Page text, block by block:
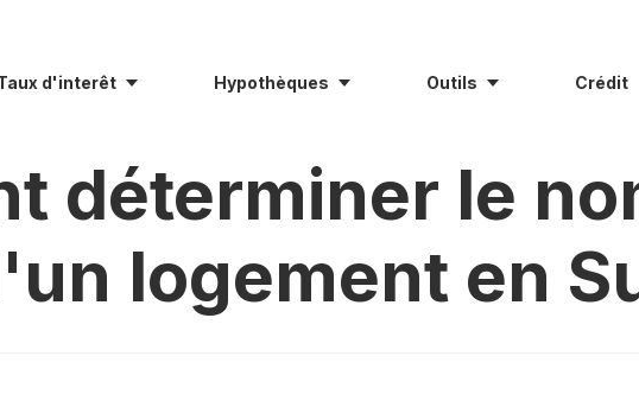
d'interêt Hypothèques Outils Crédit
déterminer le
logement en